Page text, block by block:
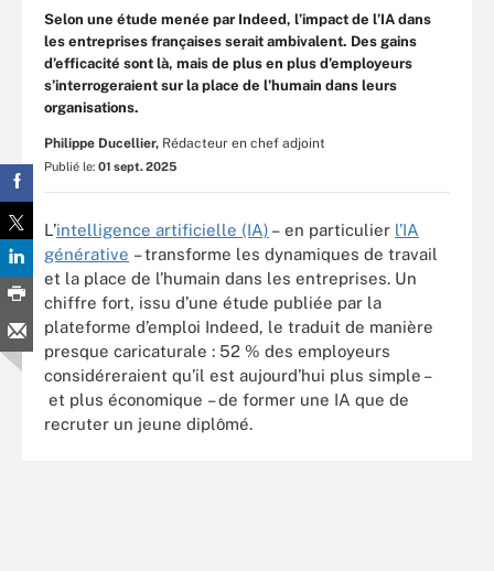
Selon une étude menée par Indeed, l’impact de l’IA dans
les entreprises françaises serait ambivalent. Des gains
d’efficacité sont là, mais de plus en plus d’employeurs
s’interrogeraient sur la place de l’humain dans leurs
organisations.
Philippe Ducellier, Rédacteur en chef adjoint
Publié le: 01 sept. 2025
L’intelligence artificielle (IA) – en particulier l’IA
générative – transforme les dynamiques de travail
et la place de l’humain dans les entreprises. Un
chiffre fort, issu d’une étude publiée par la
plateforme d’emploi Indeed, le traduit de manière
presque caricaturale : 52 % des employeurs
considéreraient qu’il est aujourd’hui plus simple –
et plus économique – de former une IA que de
recruter un jeune diplômé.